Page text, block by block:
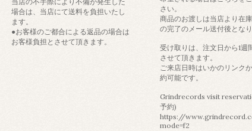
場合は、当店にて送料を負担いたし
ます。
●お客様のご都合による返品の場合は
お客様負担とさせて頂きます。
さい。
商品のお渡しは当店より在
の完了のメール送付後となり
受け取りは、注文日から1週
させて頂きます。
ご来店日時はいかのリンク
約可能です。
Grindrecords visit
予約)
https://
mode=f2